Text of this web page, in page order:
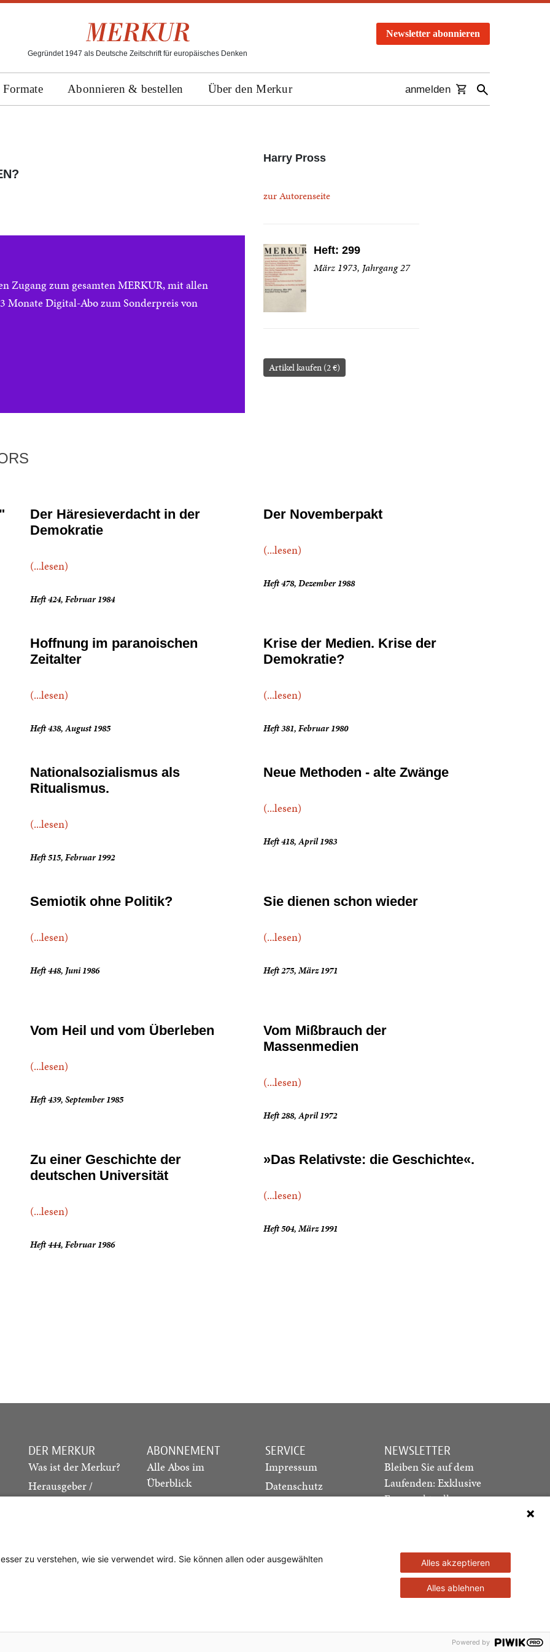
Gegründet 1947 als Deutsche Zeitschrift für europäisches Denken
Newsletter abonnieren
Formate Abonnieren & bestellen Über den Merkur anmelden
Zugang zum gesamten MERKUR, mit allen
Monate Digital-Abo zum Sonderpreis von
Harry Pross
zur Autorenseite
Heft: 299
März 1973, Jahrgang 27
Artikel kaufen (2 €)
Der Häresieverdacht in der
Demokratie
(...lesen)
Heft 424, Februar 1984
Der Novemberpakt
(...lesen)
Heft 478, Dezember 1988
Hoffnung im paranoischen
Zeitalter
(...lesen)
Heft 438, August 1985
Krise der Medien. Krise der
Demokratie?
(...lesen)
Heft 381, Februar 1980
Nationalsozialismus als
Ritualismus.
(...lesen)
Heft 515, Februar 1992
Neue Methoden - alte Zwänge
(...lesen)
Heft 418, April 1983
Semiotik ohne Politik?
(...lesen)
Heft 448, Juni 1986
Sie dienen schon wieder
(...lesen)
Heft 275, März 1971
Vom Heil und vom Überleben
(...lesen)
Heft 439, September 1985
Vom Mißbrauch der
Massenmedien
(...lesen)
Heft 288, April 1972
Zu einer Geschichte der
deutschen Universität
(...lesen)
Heft 444, Februar 1986
»Das Relativste: die Geschichte«.
(...lesen)
Heft 504, März 1991
DER MERKUR
Was ist der Merkur?
Herausgeber /
Redaktion
ABONNEMENT
Alle Abos im
Überblick
Print-Abo
Studierenden-Abo
SERVICE
Impressum
Datenschutz
NEWSLETTER
Bleiben Sie auf dem
Laufenden: Exklusive
Essays, aktuelle
Newsletter abonnieren
zu verstehen, wie sie verwendet wird. Sie können allen oder ausgewählten Alles akzeptieren
Alles ablehnen
Powered by